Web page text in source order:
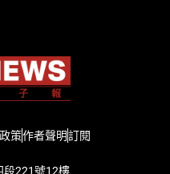
策作者聲明訂閱
段221號12樓